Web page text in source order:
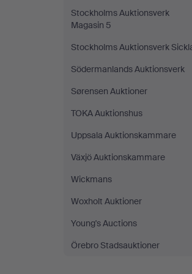
Stockholms Auktionsverk
Magasin 5
Stockholms Auktionsverk
Södermanlands Auktionsverk
Sørensen Auktioner
TOKA Auktionshus
Uppsala Auktionskammare
Växjö Auktionskammare
Wickmans
Woxholt Auktioner
Young's Auctions
Örebro Stadsauktioner